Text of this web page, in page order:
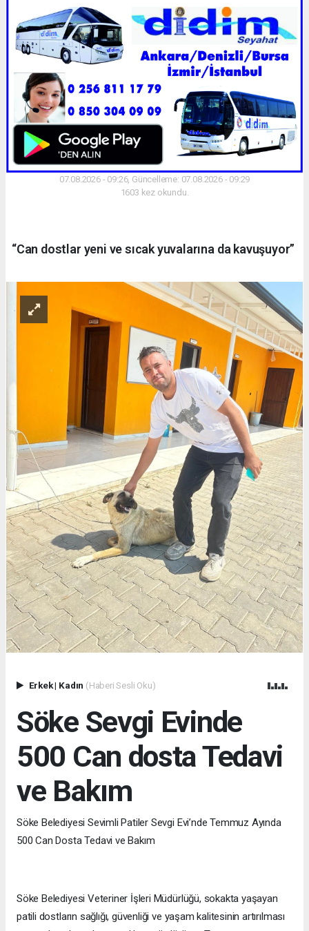
07.08.2026 - 09:26, Güncelleme: 07.08.2026 - 09:29
1603 kez okundu.
“Can dostlar yeni ve sıcak yuvalarına da kavuşuyor”
Erkek| Kadın (Haberi Sesli Oku)
Söke Sevgi Evinde
500 Can dosta Tedavi
ve Bakım
Söke Belediyesi Sevimli Patiler Sevgi Evi’nde Temmuz Ayında
500 Can Dosta Tedavi ve Bakım
Söke Belediyesi Veteriner İşleri Müdürlüğü, sokakta yaşayan
patili dostların sağlığı, güvenliği ve yaşam kalitesinin artırılması